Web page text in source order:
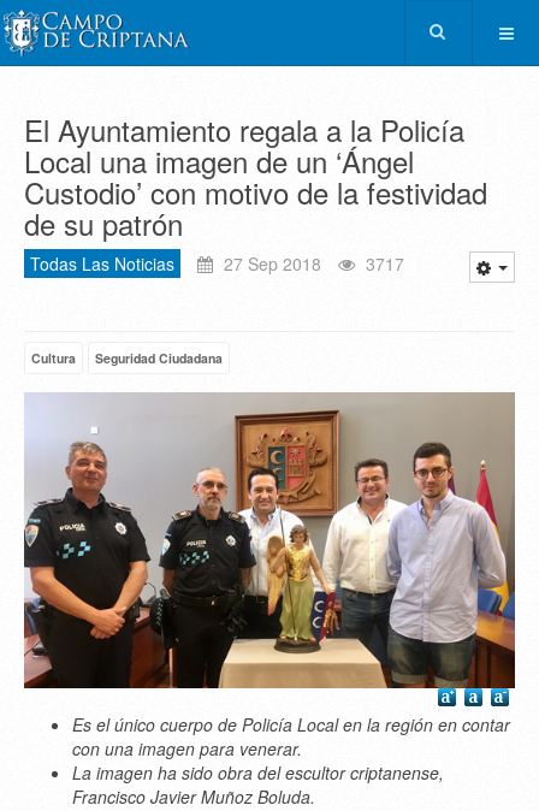
El Ayuntamiento regala a la Policía
Local una imagen de un ‘Ángel
Custodio’ con motivo de la festividad
de su patrón
Todas Las Noticias 27 Sep 2018 3717
Cultura Seguridad Ciudadana
Es el único cuerpo de Policía Local en la región en contar
con una imagen para venerar.
La imagen ha sido obra del escultor criptanense,
Francisco Javier Muñoz Boluda.